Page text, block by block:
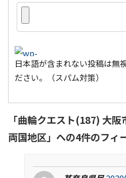
日本語が含まれない投稿は無
ださい。（スパム対策）
「曲輪クエスト(187) 大阪市旭区清水４，５丁目
両国地区」への4件のフィ